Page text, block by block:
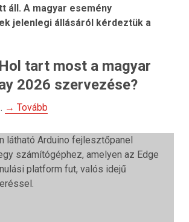
áll. A magyar esemény
jelenlegi állásáról kérdeztük a
tart most a magyar
2026 szervezése?
→ Tovább